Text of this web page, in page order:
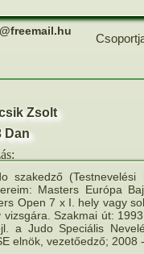
Zsolt
Dan
szakedző
Masters Európa
Open 7 x I. hely vagy
vizsgára. Szakmai út:
a Judo Speciális
elnök, vezetőedző;